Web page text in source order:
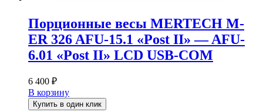
Порционные весы MERTECH M-
ER 326 AFU-15.1 «Post II» — AFU-
6.01 «Post II» LCD USB-COM
6 400 ₽
В корзину
Купить в один клик